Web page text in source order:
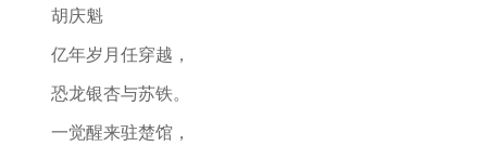
胡庆魁
亿年岁月任穿越，
恐龙银杏与苏铁。
一觉醒来驻楚馆，